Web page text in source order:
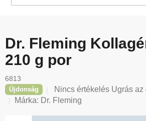
Dr. Fleming
210 g por
6813
Újdonság
A
termék
Nincs értékelés Ugrás az
Márka: Dr. Fleming